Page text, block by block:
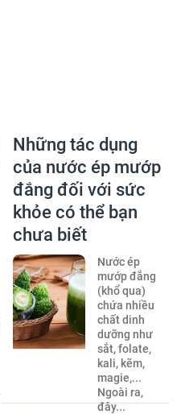
Những tác dụng
của nước ép mướp
đắng đối với sức
khỏe có thể bạn
chưa biết
Nước ép
mướp đắng
(khổ qua)
chứa nhiều
chất dinh
dưỡng như
sắt, folate,
kali, kẽm,
magie,...
Ngoài ra,
đây...